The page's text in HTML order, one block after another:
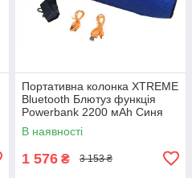
Портативна колонка XTREME
Bluetooth Блютуз функція
Powerbank 2200 мАh Синя
В наявності
1 576 ₴ 3 153 ₴